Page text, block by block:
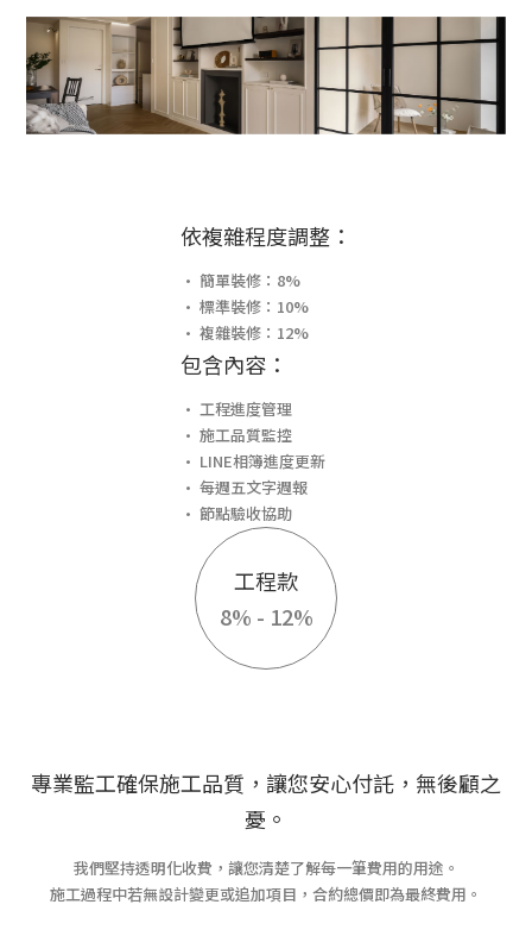
依複雜程度調整：
• 簡單裝修：8%
• 標準裝修：10%
• 複雜裝修：12%
包含內容：
• 工程進度管理
• 施工品質監控
• LINE相簿進度更新
• 每週五文字週報
• 節點驗收協助
工程款
8% - 12%
專業監工確保施工品質，讓您安心付託，無後顧之
憂。
我們堅持透明化收費，讓您清楚了解每一筆費用的用途。
施工過程中若無設計變更或追加項目，合約總價即為最終費用。